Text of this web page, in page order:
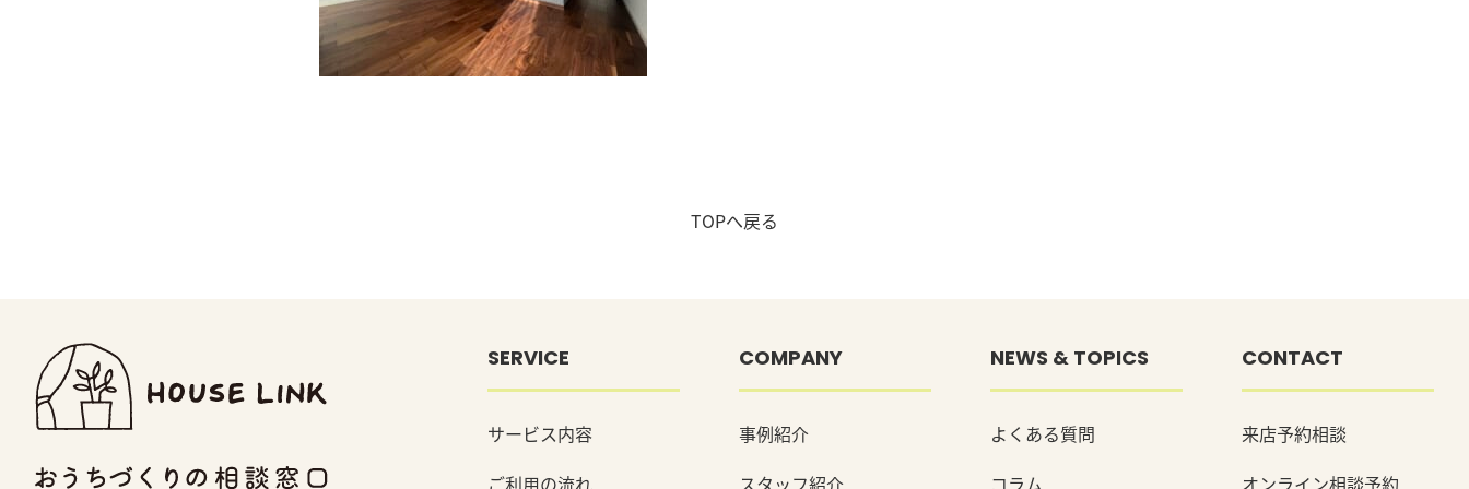
TOPへ戻る
SERVICE
サービス内容
ご利用の流れ
COMPANY
事例紹介
スタッフ紹介
NEWS & TOPICS
よくある質問
コラム
CONTACT
来店予約相談
オンライン相談予約